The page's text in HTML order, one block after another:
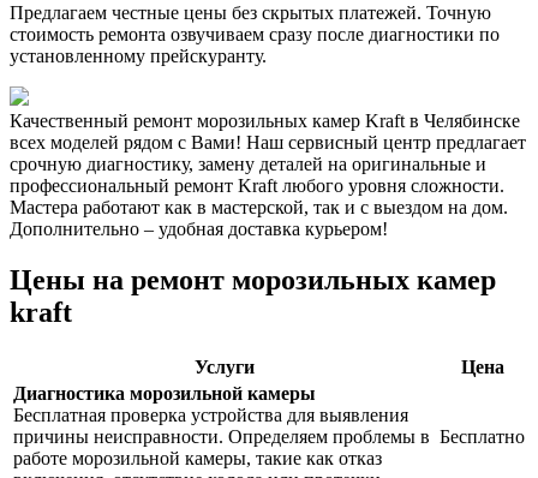
Предлагаем честные цены без скрытых платежей. Точную
стоимость ремонта озвучиваем сразу после диагностики по
установленному прейскуранту.
Качественный ремонт морозильных камер Kraft в Челябинске
всех моделей рядом с Вами! Наш сервисный центр предлагает
срочную диагностику, замену деталей на оригинальные и
профессиональный ремонт Kraft любого уровня сложности.
Мастера работают как в мастерской, так и с выездом на дом.
Дополнительно – удобная доставка курьером!
Цены на ремонт морозильных камер
kraft
Услуги
Цена
Диагностика морозильной камеры
Бесплатная проверка устройства для выявления
причины неисправности. Определяем проблемы в
работе морозильной камеры, такие как отказ
Бесплатно